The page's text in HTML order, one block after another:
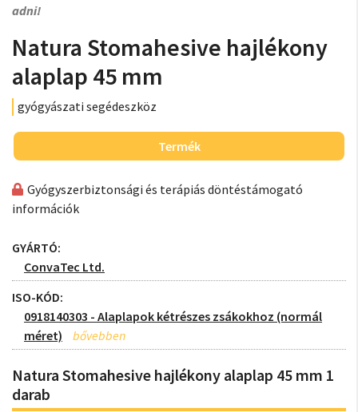
adni!
Natura Stomahesive hajlékony
alaplap 45 mm
gyógyászati segédeszköz
Termék
Gyógyszerbiztonsági és terápiás döntéstámogató
információk
GYÁRTÓ:
ConvaTec Ltd.
ISO-KÓD:
0918140303 - Alaplapok kétrészes zsákokhoz (normál
méret)
Natura Stomahesive hajlékony alaplap 45 mm 1
darab